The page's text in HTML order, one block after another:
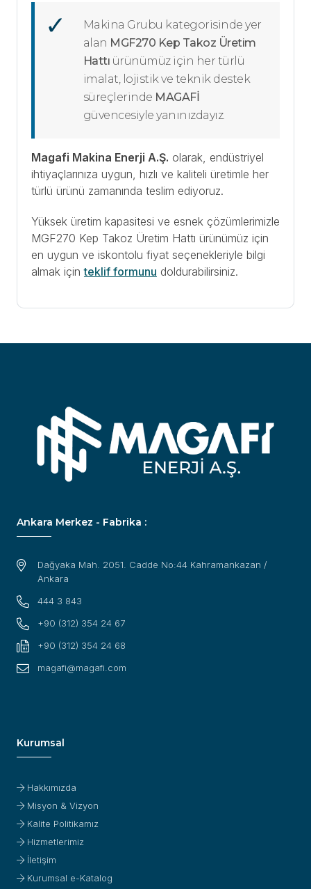
Makina Grubu kategorisinde yer
alan MGF270 Kep Takoz Üretim
Hattı ürünümüz için her türlü
imalat, lojistik ve teknik destek
süreçlerinde MAGAFİ
güvencesiyle yanınızdayız.
Magafi Makina Enerji A.Ş. olarak, endüstriyel
ihtiyaçlarınıza uygun, hızlı ve kaliteli üretimle her
türlü ürünü zamanında teslim ediyoruz.
Yüksek üretim kapasitesi ve esnek çözümlerimizle
MGF270 Kep Takoz Üretim Hattı ürünümüz için
en uygun ve iskontolu fiyat seçenekleriyle bilgi
almak içinteklif formunu doldurabilirsiniz.
Ankara Merkez - Fabrika :
Dağyaka Mah. 2051. Cadde No:44 Kahramankazan /
Ankara
444 3 843
+90 (312) 354 24 67
+90 (312) 354 24 68
magafi@magafi.com
Kurumsal
Hakkımızda
Misyon & Vizyon
Kalite Politikamız
Hizmetlerimiz
İletişim
Kurumsal e-Katalog